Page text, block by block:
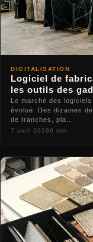
DIGITALISATION
Logiciel de
les outils des
Le marché des
évolué. Des dizaines
de tranches, pla...
7 avril 20266 min